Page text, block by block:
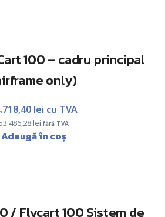
100 – cadru principal
only)
lei fără TVA
lei cu TVA
Adaugă în coș
/ Flycart 100 Sistem de